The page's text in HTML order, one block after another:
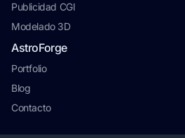
Publicidad CGI
Modelado 3D
AstroForge
Portfolio
Blog
Contacto